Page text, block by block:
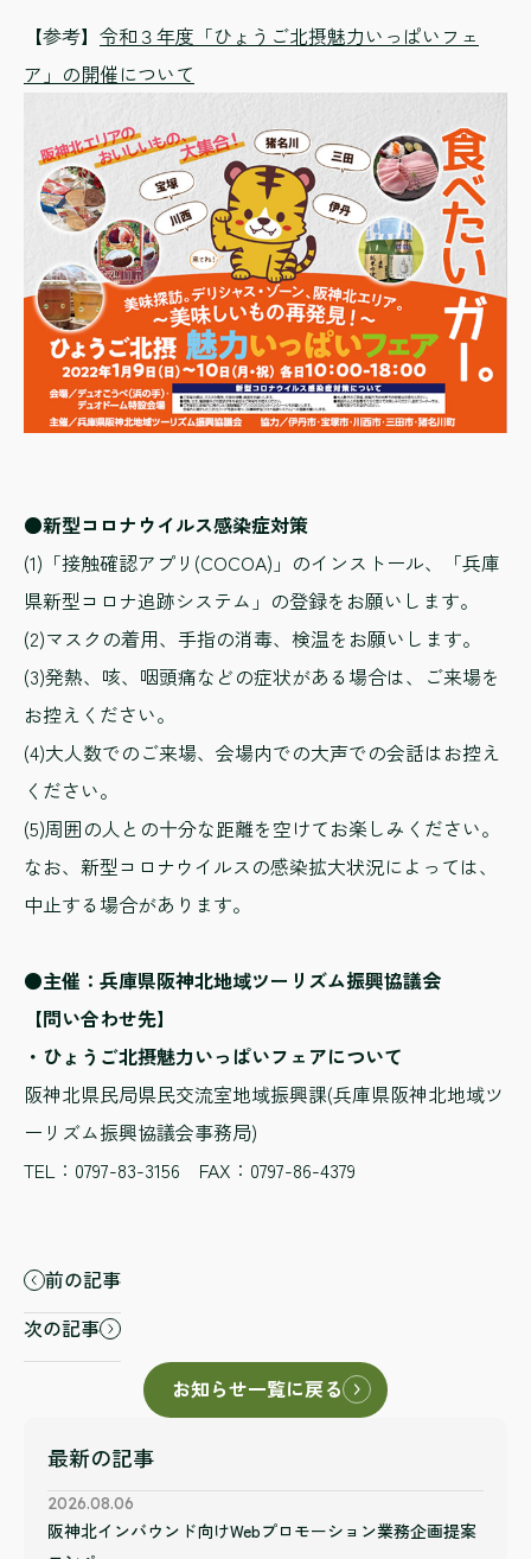
【参考】 令和３年度「ひょうご北摂魅力いっぱいフェ
ア」の開催について
●新型コロナウイルス感染症対策
(1)「接触確認アプリ(COCOA)」のインストール、「兵庫
県新型コロナ追跡システム」の登録をお願いします。
(2)マスクの着用、手指の消毒、検温をお願いします。
(3)発熱、咳、咽頭痛などの症状がある場合は、ご来場を
お控えください。
(4)大人数でのご来場、会場内での大声での会話はお控え
ください。
(5)周囲の人との十分な距離を空けてお楽しみください。
なお、新型コロナウイルスの感染拡大状況によっては、
中止する場合があります。
●主催：兵庫県阪神北地域ツーリズム振興協議会
【問い合わせ先】
・ひょうご北摂魅力いっぱいフェアについて
阪神北県民局県民交流室地域振興課(兵庫県阪神北地域ツ
ーリズム振興協議会事務局)
TEL：0797-83-3156 FAX：0797-86-4379
前の記事
次の記事
お知らせ一覧に戻る
最新の記事
2026.08.06
阪神北インバウンド向けWebプロモーション業務企画提案